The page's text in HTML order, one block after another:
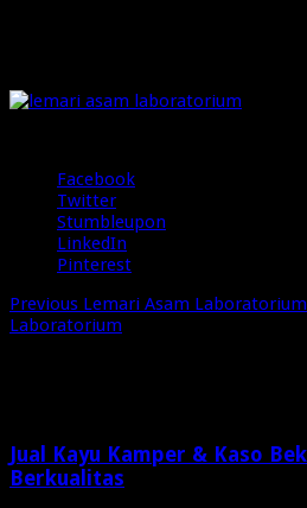
Facebook
Twitter
Stumbleupon
LinkedIn
Pinterest
Previous Lemari Asam
Laboratorium
Jual Kayu Kamper & Kaso
Berkualitas